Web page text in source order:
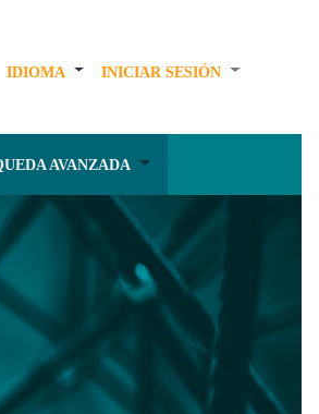
IDIOMA INICIAR SESIÓN
AVANZADA